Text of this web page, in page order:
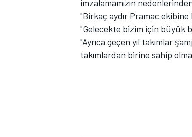
MOTOSİKLET
imzalamamızın
"Birkaç aydır Pramac
"Gelecekte bizim için büyük
"Ayrıca geçen yıl takımlar
takımlardan birine sahip